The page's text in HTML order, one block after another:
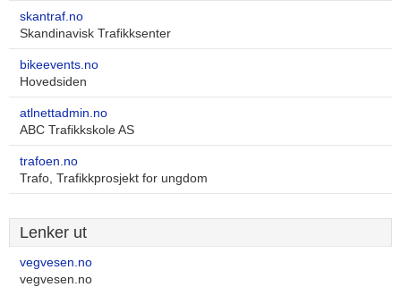
skantraf.no
Skandinavisk Trafikksenter
bikeevents.no
Hovedsiden
atlnettadmin.no
ABC Trafikkskole AS
trafoen.no
Trafo, Trafikkprosjekt for ungdom
Lenker ut
vegvesen.no
vegvesen.no